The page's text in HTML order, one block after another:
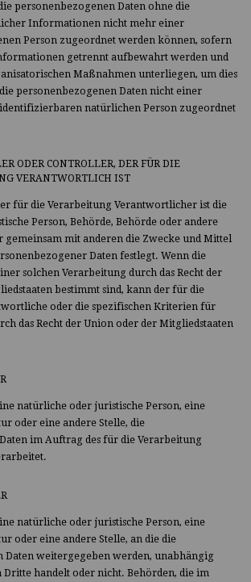
personenbezogenen Daten ohne die
Informationen nicht mehr einer
Person zugeordnet werden können, sofern
getrennt aufbewahrt werden und
Maßnahmen unterliegen, um dies
personenbezogenen Daten nicht einer
natürlichen Person zugeordnet
ODER CONTROLLER, DER FÜR DIE
VERANTWORTLICH IST
für die Verarbeitung Verantwortlicher ist die
Person, Behörde, Behörde oder andere
gemeinsam mit anderen die Zwecke und Mittel
Daten festlegt. Wenn die
solchen Verarbeitung durch das Recht der
bestimmt sind, kann der für die
oder die spezifischen Kriterien für
das Recht der Union oder der Mitgliedstaaten
natürliche oder juristische Person, eine
oder eine andere Stelle, die
im Auftrag des für die Verarbeitung
natürliche oder juristische Person, eine
oder eine andere Stelle, an die die
Daten weitergegeben werden, unabhängig
Dritte handelt oder nicht. Behörden, die im